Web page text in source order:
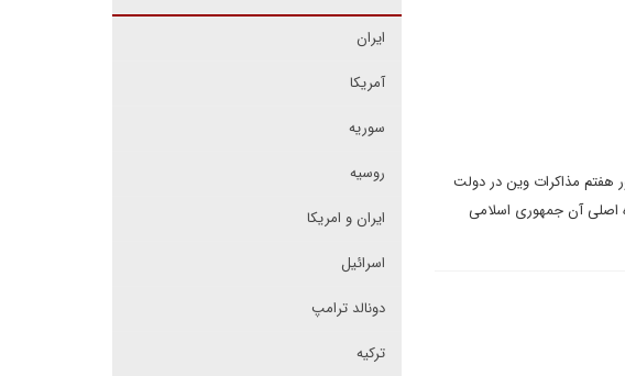
هفتم مذاکرات وین در دولت
اصلی آن جمهوری اسلامی
ایران
آمریکا
سوریه
روسیه
ایران و امریکا
اسرائیل
دونالد ترامپ
ترکیه